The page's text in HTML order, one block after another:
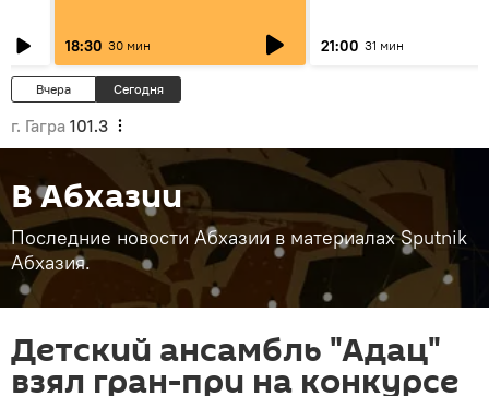
18:30 30 мин 21:00 31 мин
Вчера Сегодня
г. Гагра 101.3
В Абхазии
Последние новости Абхазии в материалах Sputnik
Абхазия.
Детский ансамбль "Адац"
взял гран-при на конкурсе